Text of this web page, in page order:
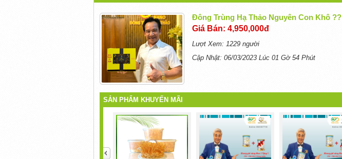
Đông Trùng Hạ Thảo Nguyên Con Khô ??
Giá Bán: 4,950,000đ
Lượt Xem: 1229 người
Cập Nhật: 06/03/2023 Lúc 01 Gờ 54 Phút
SẢN PHẨM KHUYẾN MÃI